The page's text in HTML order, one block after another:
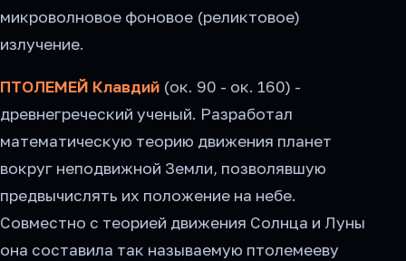
микроволновое фоновое (реликтовое)
излучение.
ПТОЛЕМЕЙ Клавдий (ок. 90 - ок. 160) -
древнегреческий ученый. Разработал
математическую теорию движения планет
вокруг неподвижной Земли, позволявшую
предвычислять их положение на небе.
Совместно с теорией движения Солнца и Луны
она cocтaвила так называемую птолемееву